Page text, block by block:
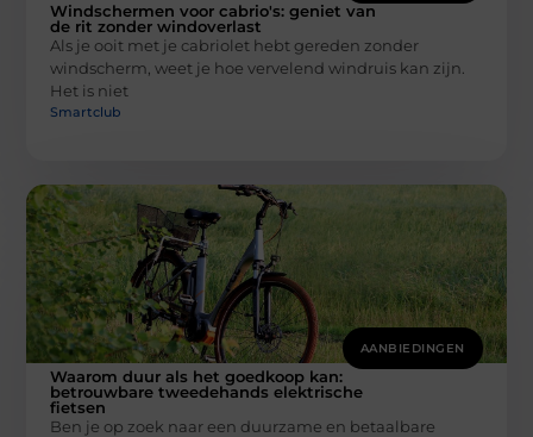
Windschermen voor cabrio's: geniet van
de rit zonder windoverlast
Als je ooit met je cabriolet hebt gereden zonder
windscherm, weet je hoe vervelend windruis kan zijn.
Het is niet
Smartclub
AANBIEDINGEN
Waarom duur als het goedkoop kan:
betrouwbare tweedehands elektrische
fietsen
Ben je op zoek naar een duurzame en betaalbare